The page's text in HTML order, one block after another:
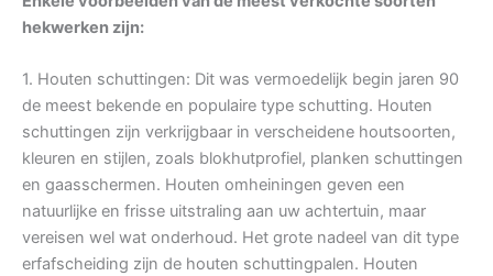
hekwerken zijn:
1. Houten schuttingen: Dit was vermoedelijk begin jaren 90
de meest bekende en populaire type schutting. Houten
schuttingen zijn verkrijgbaar in verscheidene houtsoorten,
kleuren en stijlen, zoals blokhutprofiel, planken schuttingen
en gaasschermen. Houten omheiningen geven een
natuurlijke en frisse uitstraling aan uw achtertuin, maar
vereisen wel wat onderhoud. Het grote nadeel van dit type
erfafscheiding zijn de houten schuttingpalen. Houten